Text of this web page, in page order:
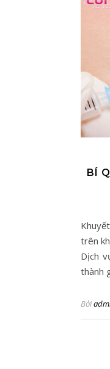
BÍ
trên
Dịch
thành
Bởi